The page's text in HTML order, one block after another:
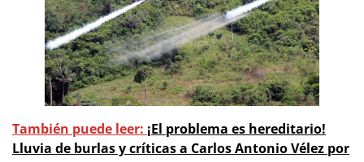
También puede leer: ¡El problema es hereditario!
Lluvia de burlas y críticas a Carlos Antonio Vélez por